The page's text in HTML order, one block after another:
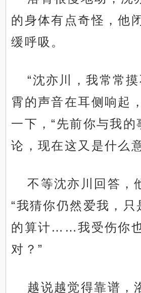
的身体有点奇怪，他
缓呼吸。
“沈亦川，我常常
霄的声音在耳侧响起
一下，“先前你与我的
论，现在这又是什么
不等沈亦川回答，
“我猜你仍然爱我，只
的算计……我受伤你
对？”
越说越觉得靠谱，